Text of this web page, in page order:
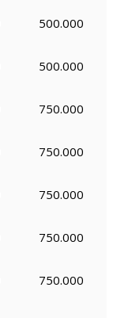
500.000
500.000
750.000
750.000
750.000
750.000
750.000